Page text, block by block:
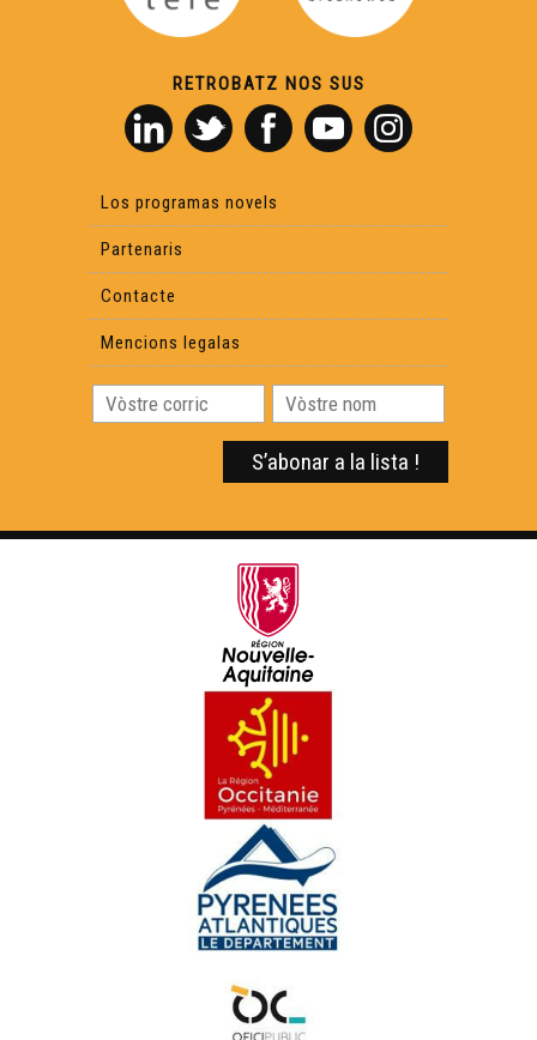
RETROBATZ NOS SUS
Los programas novels
Partenaris
Contacte
Mencions legalas